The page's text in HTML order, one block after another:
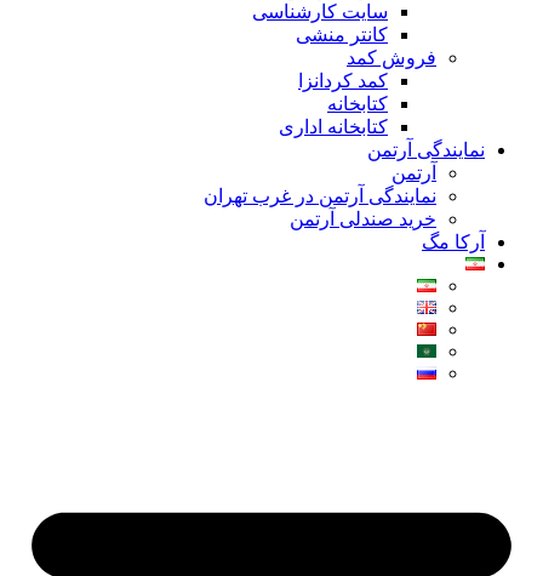
سایت کارشناسی
کانتر منشی
فروش کمد
کمد کردانزا
کتابخانه
کتابخانه اداری
نمایندگی آرتمن
آرتمن
نمایندگی آرتمن در غرب تهران
خرید صندلی آرتمن
آرکا مگ